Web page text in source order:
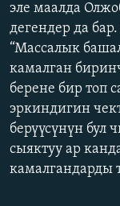
эле маалда
дегендер да
“Массалык
камалган
берене бир топ
эркиндигин
берүүсүнүн
сыяктуу ар
камалгандарды